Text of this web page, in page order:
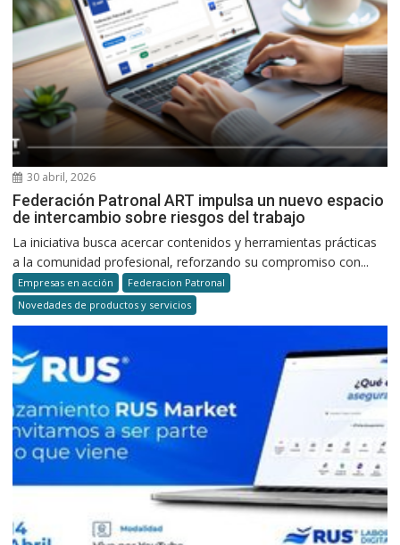
30 abril, 2026
Federación Patronal ART impulsa un nuevo espacio
de intercambio sobre riesgos del trabajo
La iniciativa busca acercar contenidos y herramientas prácticas
a la comunidad profesional, reforzando su compromiso con...
Empresas en acción
Federacion Patronal
Novedades de productos y servicios